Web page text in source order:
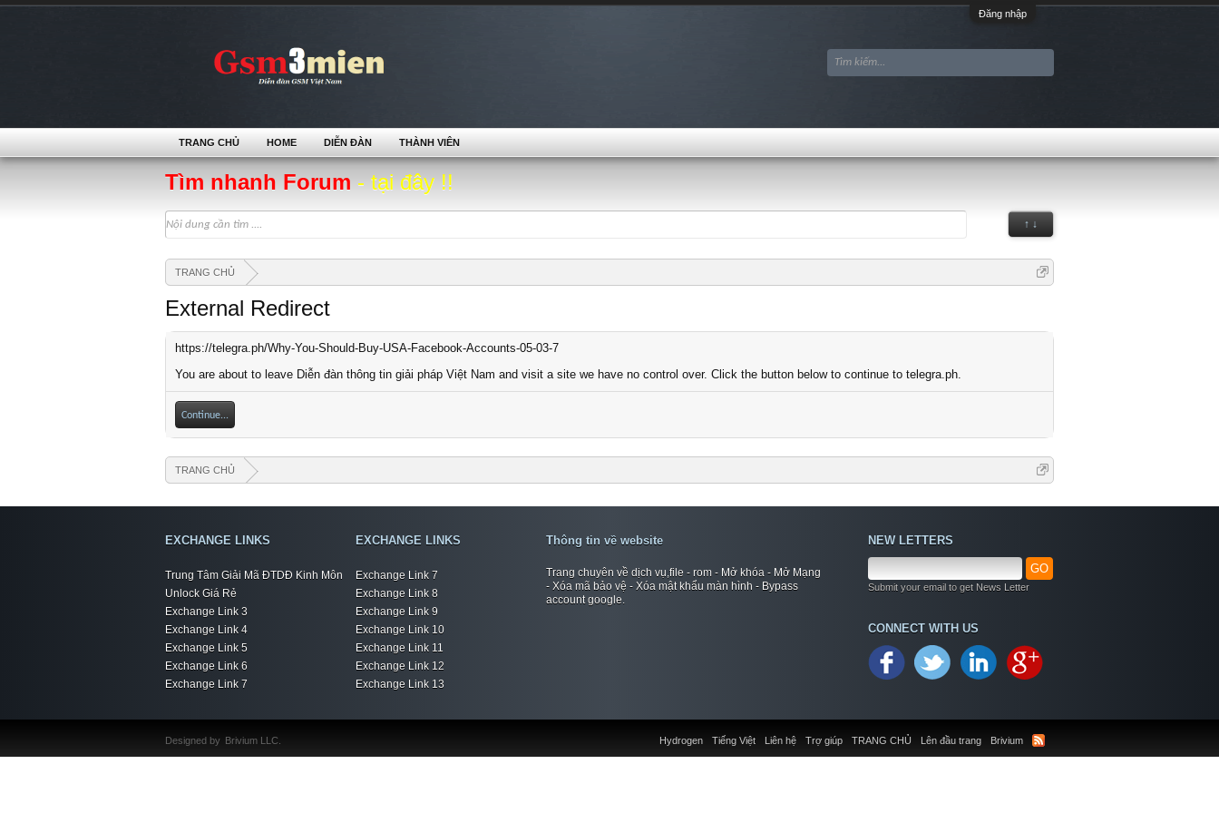
Đăng nhập
Tìm nhanh Forum - tại đây !!
↑ ↓
TRANG CHỦ
External Redirect
https://telegra.ph/Why-You-Should-Buy-USA-Facebook-Accounts-05-03-7
You are about to leave Diễn đàn thông tin giải pháp Việt Nam and visit a site we have no control over. Click the button below to continue to telegra.ph.
Continue...
TRANG CHỦ
TRANG CHỦ HOME DIỄN ĐÀN THÀNH VIÊN
EXCHANGE LINKS
Trung Tâm Giải Mã ĐTDĐ Kinh Môn
Unlock Giá Rẻ
Exchange Link 3
Exchange Link 4
Exchange Link 5
Exchange Link 6
Exchange Link 7
EXCHANGE LINKS
Exchange Link 7
Exchange Link 8
Exchange Link 9
Exchange Link 10
Exchange Link 11
Exchange Link 12
Exchange Link 13
Thông tin về website
Trang chuyên về dịch vụ,file - rom - Mở khóa - Mở Mạng
- Xóa mã bảo vệ - Xóa mật khẩu màn hình - Bypass
account google.
NEW LETTERS
GO
Submit your email to get News Letter
CONNECT WITH US
Liên hệ Trợ giúp TRANG CHỦ Lên đầu trang Brivium
Hydrogen Tiếng Việt
Designed by Brivium LLC.